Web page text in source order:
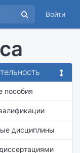
Войти
пособия
дисциплины